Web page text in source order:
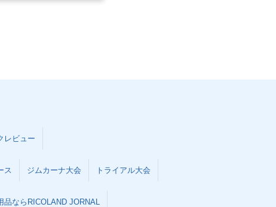
レビュー
ス ジムカーナ大会 トライアル大会
品ならRICOLAND JORNAL